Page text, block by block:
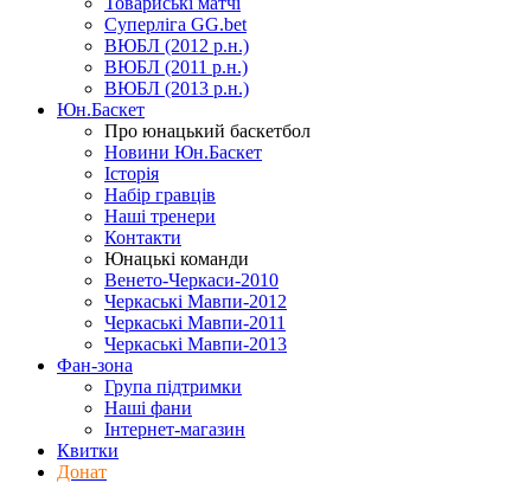
Суперліга GG.bet
ВЮБЛ (2012 р.н.)
ВЮБЛ (2011 р.н.)
ВЮБЛ (2013 р.н.)
Юн.Баскет
Про юнацький баскетбол
Новини Юн.Баскет
Історія
Набір гравців
Наші тренери
Контакти
Юнацькі команди
Венето-Черкаси-2010
Черкаські Мавпи-2012
Черкаські Мавпи-2011
Черкаські Мавпи-2013
Фан-зона
Група підтримки
Наші фани
Інтернет-магазин
Квитки
Донат